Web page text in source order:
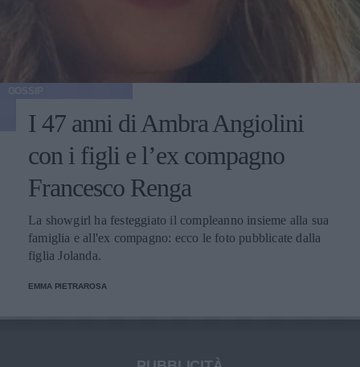
I 47 anni di Ambra Angiolini
con i figli e l’ex compagno
Francesco Renga
La showgirl ha festeggiato il compleanno insieme alla sua
famiglia e all'ex compagno: ecco le foto pubblicate dalla
figlia Jolanda.
EMMA PIETRAROSA